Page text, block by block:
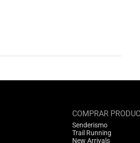
COMPRAR
Senderismo
Trail Running
New Arrivals